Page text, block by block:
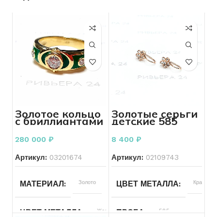
Золотое кольцо
с бриллиантами
585 пробы 13.11
грамм
280 000 ₽
Артикул: 03201674
МАТЕРИАЛ Золото
ЦВЕТ МЕТАЛЛА Желтый
Золотые серьги
детские 585
пробы 1,12
грамм
8 400 ₽
Артикул: 02109743
ЦВЕТ МЕТАЛЛА Красный
ПРОБА 585